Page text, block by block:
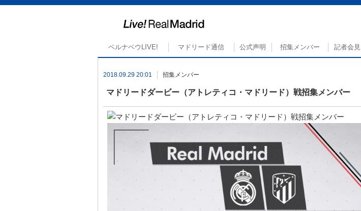
ベルナベウLIVE! マドリード通信 公式声明 招集メンバー 記者会見
2018.09.29 20:01 招集メンバー
マドリードダービー（アトレティコ・マドリード）戦招集メンバー